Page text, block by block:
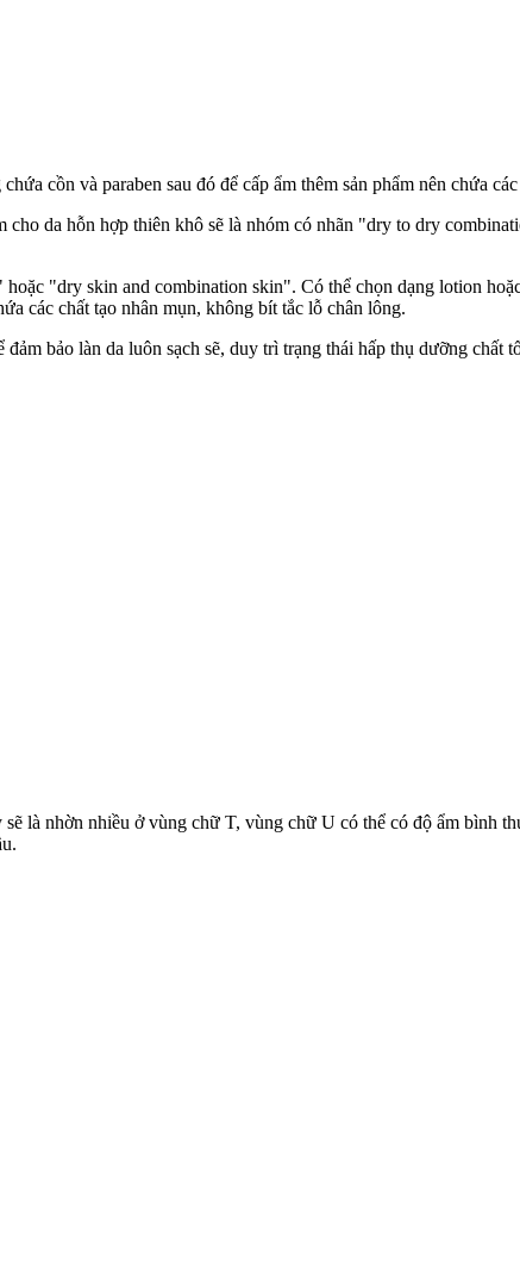
cồn và paraben sau đó để cấp ẩm thêm sản phẩm nên chứa
da hỗn hợp thiên khô sẽ là nhóm có nhãn "dry to dry
"dry skin and combination skin". Có thể chọn dạng lotion
các chất tạo nhân mụn, không bít tắc lỗ chân lông.
bảo làn da luôn sạch sẽ, duy trì trạng thái hấp thụ dưỡng chất
là nhờn nhiều ở vùng chữ T, vùng chữ U có thể có độ ẩm bình